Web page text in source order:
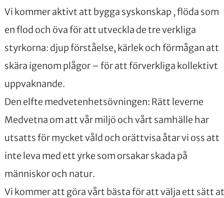
Vi kommer aktivt att bygga syskonskap , flöda som
en flod och öva för att utveckla de tre verkliga
styrkorna: djup förståelse, kärlek och förmågan att
skära igenom plågor – för att förverkliga kollektivt
uppvaknande.
Den elfte medvetenhetsövningen: Rätt leverne
Medvetna om att vår miljö och vårt samhälle har
utsatts för mycket våld och orättvisa åtar vi oss att
inte leva med ett yrke som orsakar skada på
människor och natur.
Vi kommer att göra vårt bästa för att välja ett sätt